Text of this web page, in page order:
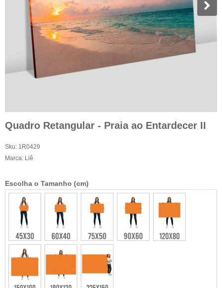
Quadro Retangular - Praia ao Entardecer II
Sku: 1R0429
Marca: Liê
Escolha o Tamanho (cm)